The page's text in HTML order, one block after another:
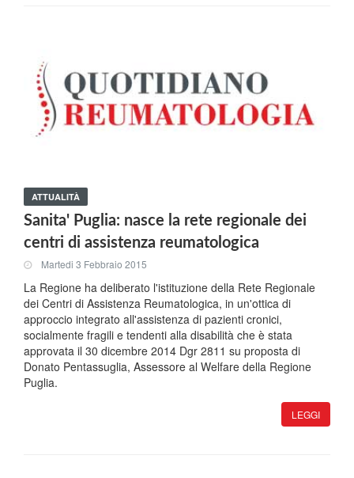
ATTUALITÀ
Sanita' Puglia: nasce la rete regionale dei
centri di assistenza reumatologica
Martedi 3 Febbraio 2015
La Regione ha deliberato l'istituzione della Rete Regionale
dei Centri di Assistenza Reumatologica, in un'ottica di
approccio integrato all'assistenza di pazienti cronici,
socialmente fragili e tendenti alla disabilità che è stata
approvata il 30 dicembre 2014 Dgr 2811 su proposta di
Donato Pentassuglia, Assessore al Welfare della Regione
Puglia.
LEGGI